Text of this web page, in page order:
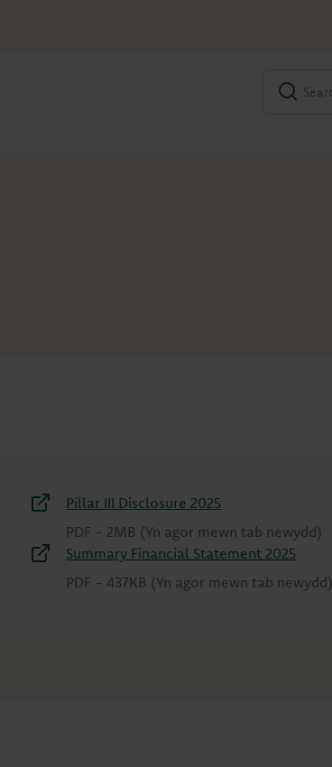
Pillar III Disclosure 2025
PDF - 2MB (Yn agor mewn tab newydd)
Summary Financial Statement 2025
PDF - 437KB (Yn agor mewn tab newydd)